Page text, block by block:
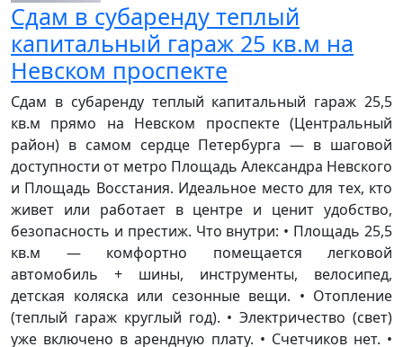
Сдам в субаренду теплый
капитальный гараж 25 кв.м на
Невском проспекте
Сдам в субаренду теплый капитальный гараж 25,5
кв.м прямо на Невском проспекте (Центральный
район) в самом сердце Петербурга — в шаговой
доступности от метро Площадь Александра Невского
и Площадь Восстания. Идеальное место для тех, кто
живет или работает в центре и ценит удобство,
безопасность и престиж. Что внутри: • Площадь 25,5
кв.м — комфортно помещается легковой
автомобиль + шины, инструменты, велосипед,
детская коляска или сезонные вещи. • Отопление
(теплый гараж круглый год). • Электричество (свет)
уже включено в арендную плату. • Счетчиков нет. •